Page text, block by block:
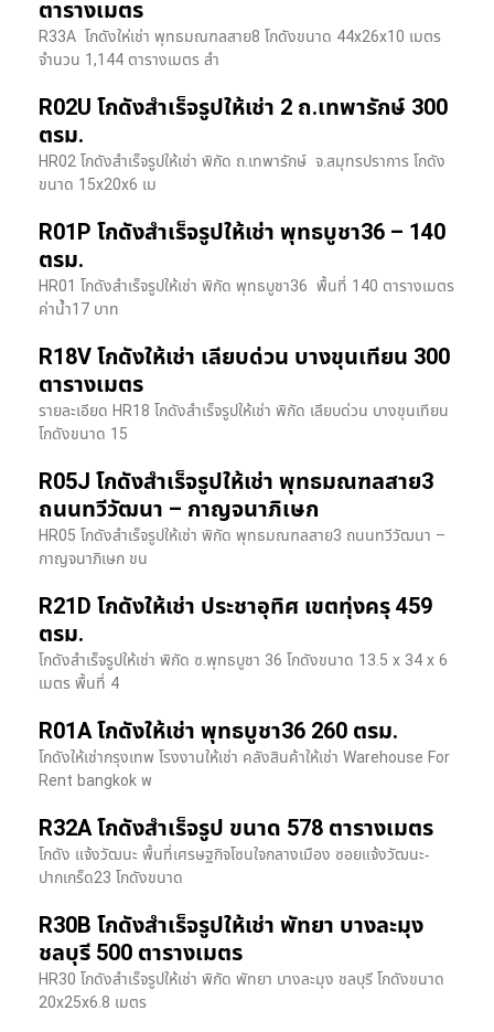
ตารางเมตร
R33A โกดังให่เช่า พุทธมณฑลสาย8 โกดังขนาด 44x26x10 เมตร
จำนวน 1,144 ตารางเมตร สำ
R02U โกดังสำเร็จรูปให้เช่า 2 ถ.เทพารักษ์ 300
ตรม.
HR02 โกดังสำเร็จรูปให้เช่า พิกัด ถ.เทพารักษ์ จ.สมุทรปราการ โกดัง
ขนาด 15x20x6 เม
R01P โกดังสำเร็จรูปให้เช่า พุทธบูชา36 – 140
ตรม.
HR01 โกดังสำเร็จรูปให้เช่า พิกัด พุทธบูชา36 พื้นที่ 140 ตารางเมตร
ค่าน้ำ17 บาท
R18V โกดังให้เช่า เลียบด่วน บางขุนเทียน 300
ตารางเมตร
รายละเอียด HR18 โกดังสำเร็จรูปให้เช่า พิกัด เลียบด่วน​ บางขุนเทียน​
โกดังขนาด 15
R05J โกดังสำเร็จรูปให้เช่า พุทธมณฑลสาย3
ถนนทวีวัฒนา – กาญจนาภิเษก
HR05 โกดังสำเร็จรูปให้เช่า พิกัด พุทธมณฑลสาย3 ถนนทวีวัฒนา –
กาญจนาภิเษก ขน
R21D โกดังให้เช่า ประชาอุทิศ เขตทุ่งครุ 459
ตรม.
โกดังสำเร็จรูปให้เช่า พิกัด ซ.พุทธบูชา 36 โกดังขนาด 13.5 x 34 x 6
เมตร พื้นที่ 4
R01A โกดังให้เช่า พุทธบูชา36 260 ตรม.
โกดังให้เช่ากรุงเทพ โรงงานให้เช่า คลังสินค้าให้เช่า Warehouse For
Rent bangkok พ
R32A โกดังสำเร็จรูป ขนาด 578 ตารางเมตร
โกดัง แจ้งวัฒนะ พื้นที่เศรษฐกิจโซนใจกลางเมือง ซอยแจ้งวัฒนะ-
ปากเกร็ด23 โกดังขนาด
R30B โกดังสำเร็จรูปให้เช่า พัทยา บางละมุง
ชลบุรี 500 ตารางเมตร
HR30 โกดังสำเร็จรูปให้เช่า พิกัด พัทยา บางละมุง ชลบุรี โกดังขนาด
20x25x6.8 เมตร